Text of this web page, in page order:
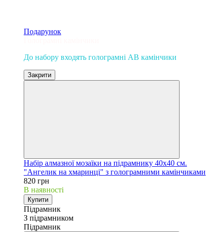
Подарунок
До набору входять голограмні AB камінчики
Закрити
Набір алмазної мозаїки на підрамнику 40х40 см.
"Ангелик на хмаринці" з голограмними камінчиками
820 грн
В наявності
Купити
Підрамник
З підрамником
Підрамник